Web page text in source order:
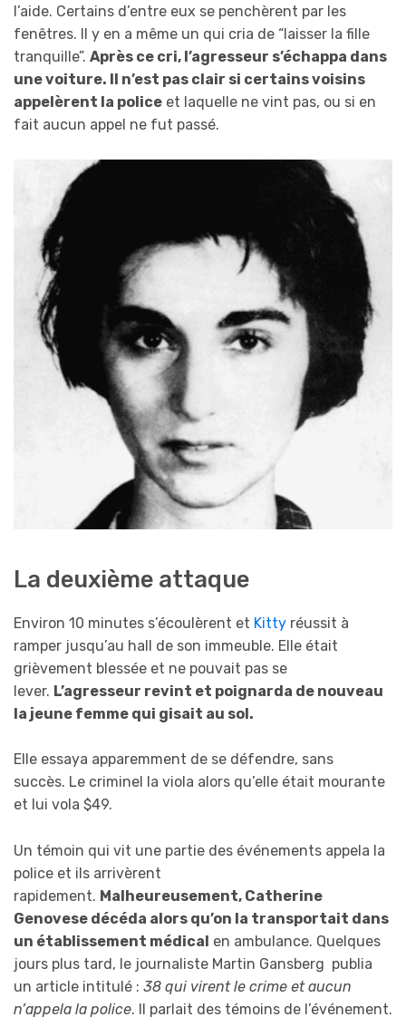
l’aide. Certains d’entre eux se penchèrent par les
fenêtres. Il y en a même un qui cria de “laisser la fille
tranquille”. Après ce cri, l’agresseur s’échappa dans
une voiture. Il n’est pas clair si certains voisins
appel èrent la police et laquelle ne vint pas, ou si en
fait aucun appel ne fut passé.
La deuxième attaque
Environ 10 minutes s’écoulèrent et Kitty réussit à
ramper jusqu’au hall de son immeuble. Elle était
grièvement blessée et ne pouvait pas se
lever. L’agresseur revint et poignarda de nouveau
la jeune femme qui gisait au sol.
Elle essaya apparemment de se défendre, sans
succès. Le criminel la viola alors qu’elle était mourante
et lui vola $49.
Un témoin qui vit une partie des événements appela la
police et ils arrivèrent
rapidement. Malheureusement, Catherine
Genovese décéda alors qu’on la transportait dans
un établissement médical en ambulance. Quelques
jours plus tard, le journaliste Martin Gansberg publia
un article intitulé : 38 qui virentle crime et aucun
n’appela la police. Il parlait des témoins de l’événement.